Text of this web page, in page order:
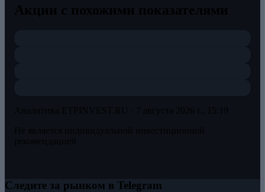
Следите за рынком в Telegram